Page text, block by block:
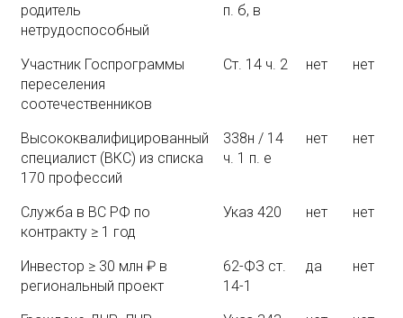
родитель
нетрудоспособный
п. б, в
Участник Госпрограммы
переселения
соотечественников
Ст. 14 ч. 2 нет нет
Высококвалифицированный
специалист (ВКС) из списка
170 профессий
338н / 14
ч. 1 п. е
нет нет
Служба в ВС РФ по
контракту ≥ 1 год
Указ 420 нет нет
Инвестор ≥ 30 млн ₽ в
региональный проект
62-ФЗ ст.
14-1
да нет